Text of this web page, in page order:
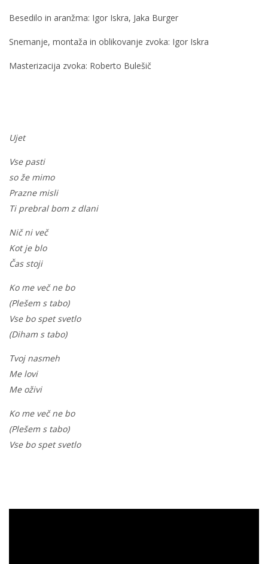
Besedilo in aranžma: Igor Iskra, Jaka Burger
Snemanje, montaža in oblikovanje zvoka: Igor Iskra
Masterizacija zvoka: Roberto Bulešič
Ujet
Vse pasti
so že mimo
Prazne misli
Ti prebral bom z dlani
Nič ni več
Kot je blo
Čas stoji
Ko me več ne bo
(Plešem s tabo)
Vse bo spet svetlo
(Diham s tabo)
Tvoj nasmeh
Me lovi
Me oživi
Ko me več ne bo
(Plešem s tabo)
Vse bo spet svetlo